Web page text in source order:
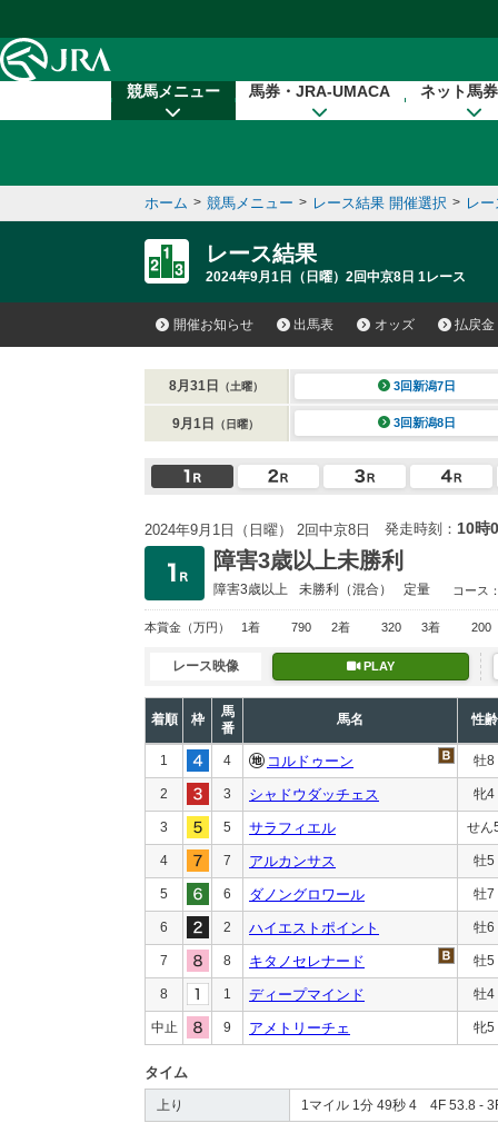
競馬メニュー 馬券・JRA-UMACA ネット馬
ホーム > 競馬メニュー > レース結果 開催選択 > レ
レース結果
2024年9月1日（日曜）2回中京8日 1レース
開催お知らせ 出馬表 オッズ 払戻金
8月31日 （土曜） 3回新潟7日
9月1日 （日曜） 3回新潟8日
2024年9月1日（日曜） 2回中京8日 発走時刻： 10時
障害3歳以上未勝利
障害3歳以上 未勝利 （混合） 定量 コース
本賞金 （万円） 1着 790 2着 320 3着 200
レース映像 PLAY
着順 枠
馬
番
馬名 性齢
1 4 コルドゥーン 牡8
2 3 シャドウダッチェス 牝4
3 5 サラフィエル せん
4 7 アルカンサス 牡5
5 6 ダノングロワール 牡7
6 2 ハイエストポイント 牡6
7 8 キタノセレナード 牡5
8 1 ディープマインド 牡4
中止 9 アメトリーチェ 牝5
タイム
上り 1マイル 1分 49秒 4 4F 53.8 -